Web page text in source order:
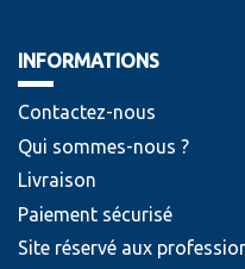
INFORMATIONS
Contactez-nous
Qui sommes-nous ?
Livraison
Paiement sécurisé
Site réservé aux